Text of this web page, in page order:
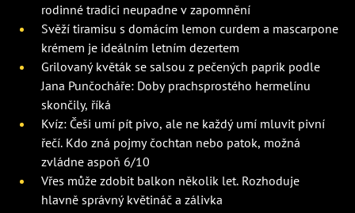
rodinné tradici neupadne v zapomnění
Svěží tiramisu s domácím lemon curdem a mascarpone
krémem je ideálním letním dezertem
Grilovaný květák se salsou z pečených paprik podle
Jana Punčocháře: Doby prachsprostého hermelínu
skončily, říká
Kvíz: Češi umí pít pivo, ale ne každý umí mluvit pivní
řečí. Kdo zná pojmy čochtan nebo patok, možná
zvládne aspoň 6/10
Vřes může zdobit balkon několik let. Rozhoduje
hlavně správný květináč a zálivka